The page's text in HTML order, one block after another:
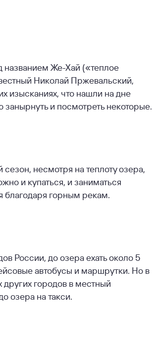
названием Же-Хай («теплое
Николай Пржевальский,
изысканиях, что нашли на дне
и посмотреть некоторые.
несмотря на теплоту озера,
и купаться, и заниматься
благодаря горным рекам.
России, до озера ехать около 5
автобусы и маршрутки. Но в
городов в местный
озера на такси.